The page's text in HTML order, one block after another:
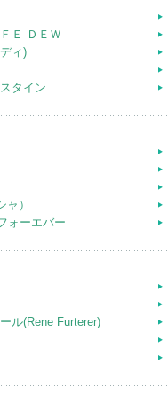
Ｅ ＤＥＷ
ィ)
タイン
）
ォーエバー
ル(Rene Furterer)